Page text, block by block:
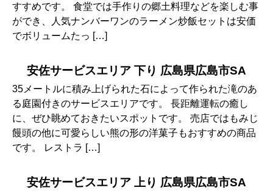
すすめです。 食堂では手作りの郷土料理などを楽しむ事
ができ、人気ナンバーワンのラーメン炒飯セットは安価
でボリュームたっ […]
安佐サービスエリア 下り 広島県広島市SA
35メートルに積み上げられた石によって作られた滝のあ
る庭園付きのサービスエリアです。 長距離運転の癒し
に、ぜひ眺めておきたいスポットです。 売店ではもみじ
饅頭の他に可愛らしい熊の形の洋菓子もおすすめの商品
です。 レストラ […]
安佐サービスエリア 上り 広島県広島市SA